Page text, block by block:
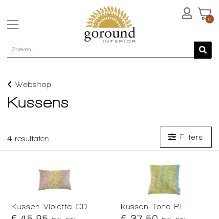
0
Webshop
Kussens
4 resultaten Filters
Kussen Violetta CD kussen Tono PL